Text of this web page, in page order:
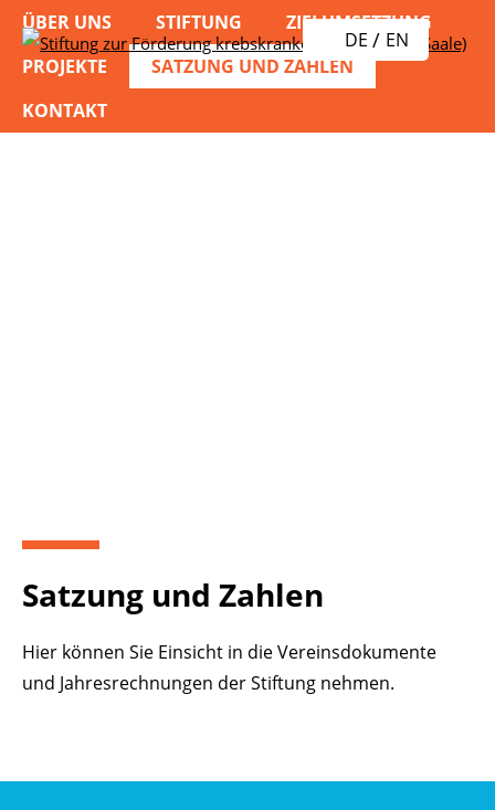
ÜBER UNS STIFTUNG
ZIELUMSETZUNG
PROJEKTE
SATZUNG UND ZAHLEN
KONTAKT
DE EN
Satzung und Zahlen
Hier können Sie Einsicht in die Vereinsdokumente
und Jahresrechnungen der Stiftung nehmen.